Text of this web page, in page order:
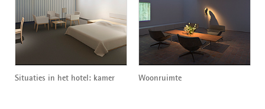
Situaties in het hotel: kamer Woonruimte